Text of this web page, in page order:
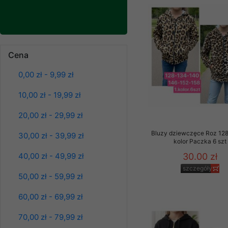
Cena
0,00 zł - 9,99 zł
10,00 zł - 19,99 zł
20,00 zł - 29,99 zł
30,00 zł - 39,99 zł
40,00 zł - 49,99 zł
50,00 zł - 59,99 zł
60,00 zł - 69,99 zł
70,00 zł - 79,99 zł
39.00 zł
Bluzy dziewczęce Roz
kolor Paczka 6 szt
30.00 zł
szczegóły
Klientów zezwolenia
ochronie danych
serwerach
pracownicy Sklepu.
Każdy Klient, który
ich weryfikacji,
Sklep nie
chyba że dzieje się
Nasz Sklep
przez nasz serwer i
jego indywidualnych
opcję przyjmowania
może wpłynąć na
• ostatnio